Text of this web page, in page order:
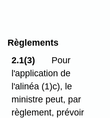
Règlements
2.1(3)
Pour
l'application de
l'alinéa (1)c), le
ministre peut, par
règlement, prévoir